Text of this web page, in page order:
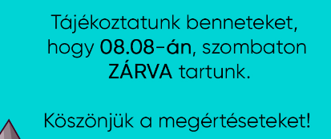
Anyag
memóriahab töltet
poliészter huzat
Állítható pánt
Méret: 273×200×113 mm